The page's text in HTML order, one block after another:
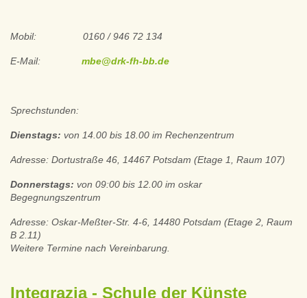
Mobil: 0160 / 946 72 134
E-Mail: mbe@drk-fh-bb.de
Sprechstunden:
Dienstags: von 14.00 bis 18.00 im Rechenzentrum
Adresse: Dortustraße 46, 14467 Potsdam (Etage 1, Raum 107)
Donnerstags: von 09:00 bis 12.00 im oskar
Begegnungszentrum
Adresse: Oskar-Meßter-Str. 4-6, 14480 Potsdam (Etage 2, Raum
B 2.11)
Weitere Termine nach Vereinbarung.
Integrazia - Schule der Künste